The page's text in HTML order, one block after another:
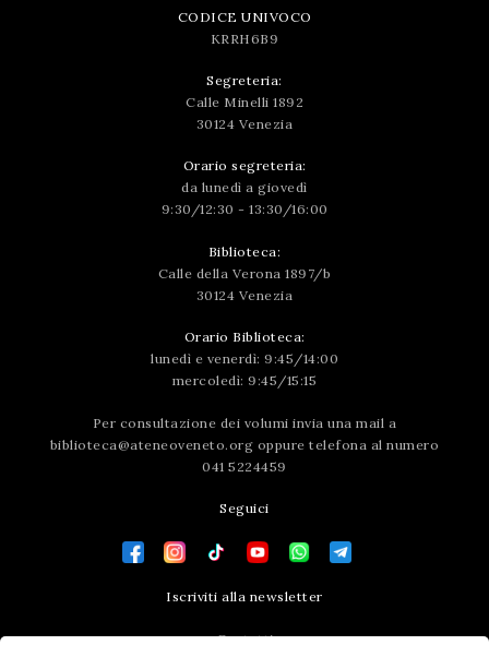
CODICE UNIVOCO
KRRH6B9
Segreteria:
Calle Minelli 1892
30124 Venezia
Orario segreteria:
da lunedì a giovedì
9:30/12:30 - 13:30/16:00
Biblioteca:
Calle della Verona 1897/b
30124 Venezia
Orario Biblioteca:
lunedì e venerdì: 9:45/14:00
mercoledì: 9:45/15:15
Per consultazione dei volumi invia una mail a
biblioteca@ateneoveneto.org oppure telefona al numero
041 5224459
Seguici
Iscriviti alla newsletter
Contatti